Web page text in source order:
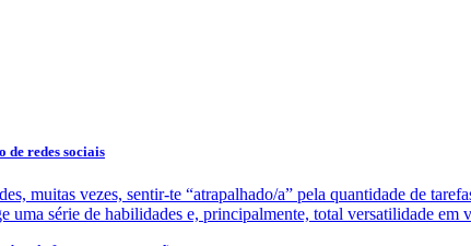
de redes sociais
muitas vezes, sentir-te “atrapalhado/a” pela quantidade de
uma série de habilidades e, principalmente, total versatilidade